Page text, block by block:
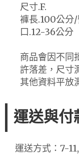
尺寸.F.
褲長.100公分
口.12-36公分
商品會因不同
許落差，尺寸
其他資料平放
運送與付
運送方式：7-